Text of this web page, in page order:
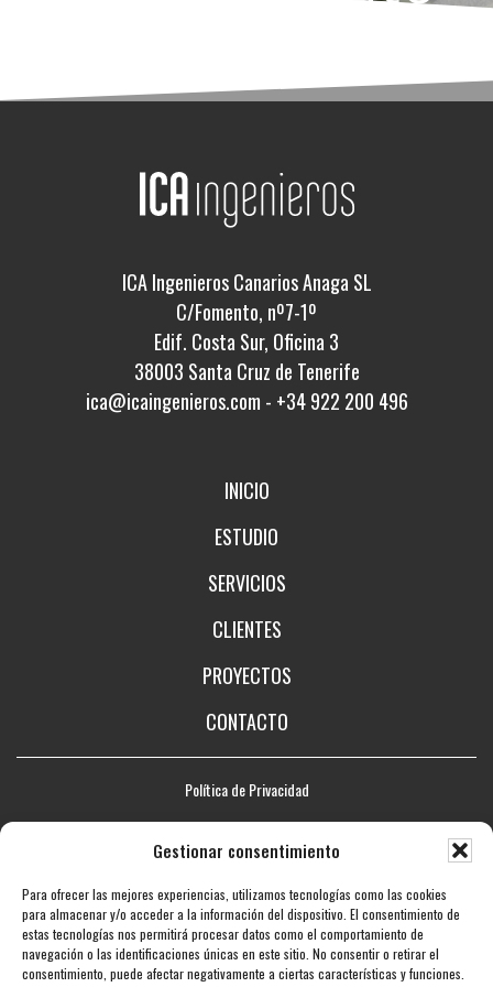
Gestionar consentimiento
Para ofrecer las mejores experiencias, utilizamos tecnologías como las cookies
para almacenar y/o acceder a la información del dispositivo. El consentimiento de
estas tecnologías nos permitirá procesar datos como el comportamiento de
navegación o las identificaciones únicas en este sitio. No consentir o retirar el
consentimiento, puede afectar negativamente a ciertas características y funciones.
ICA Ingenieros Canarios Anaga SL
C/Fomento, nº7-1º
Edif. Costa Sur, Oficina 3
38003 Santa Cruz de Tenerife
ica@icaingenieros.com - +34 922 200 496
INICIO
ESTUDIO
SERVICIOS
CLIENTES
PROYECTOS
CONTACTO
Política de Privacidad
Aviso legal
Mapa web
Accesibilidad